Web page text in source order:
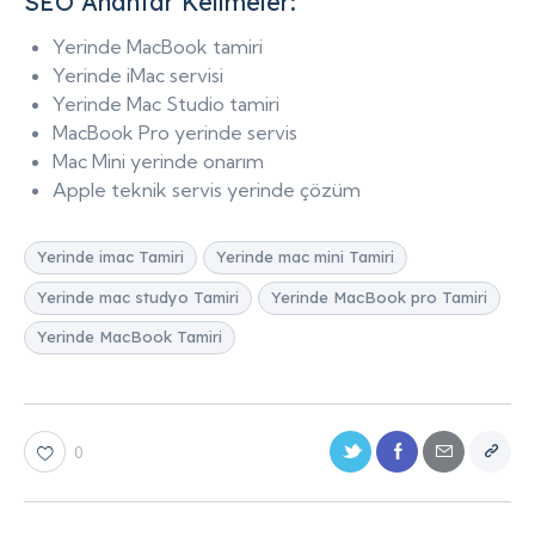
Yerinde MacBook tamiri
Yerinde iMac servisi
Yerinde Mac Studio tamiri
MacBook Pro yerinde servis
Mac Mini yerinde onarım
Apple teknik servis yerinde çözüm
Yerinde imac Tamiri Yerinde mac mini Tamiri
Yerinde mac studyo Tamiri Yerinde MacBook pro Tamiri
Yerinde MacBook Tamiri
0